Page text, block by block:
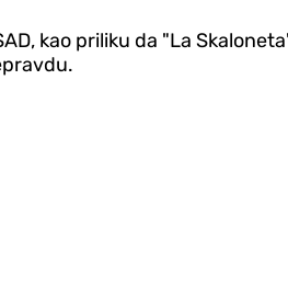
kao priliku da "La